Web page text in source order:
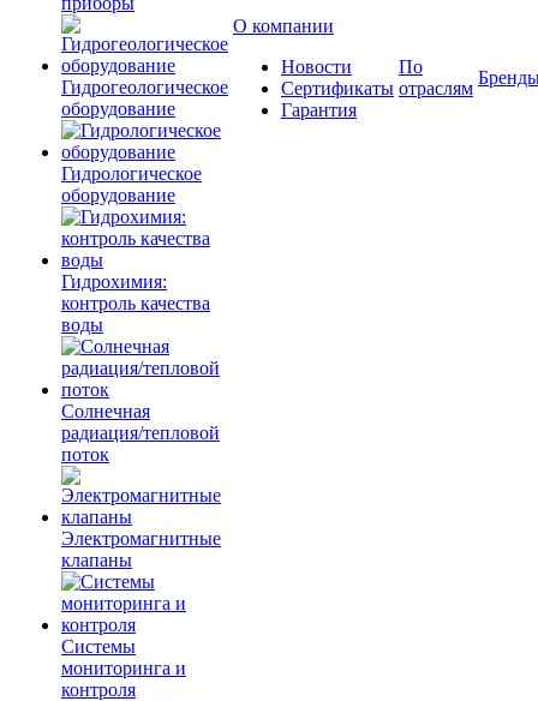
Гидрогеологическое
оборудование
Гидрологическое
оборудование
Гидрохимия:
контроль качества
воды
Солнечная
радиация/тепловой
поток
Электромагнитные
клапаны
Системы
мониторинга и
контроля
О компании
Новости
Сертификаты
Гарантия
По
отраслям